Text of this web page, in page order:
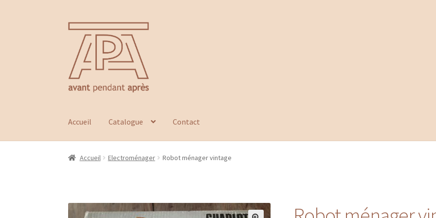
Aller
navigation
Aller
contenu
Accueil Catalogue Contact
Accueil Electroménager Robot ménager vintage